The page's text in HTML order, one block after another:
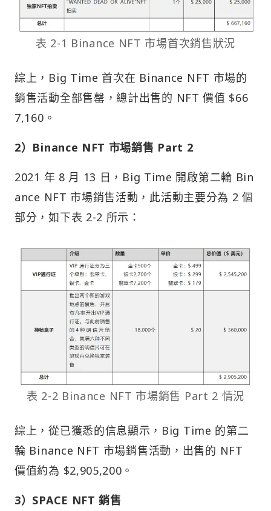
表 2-1 Binance NFT 市場首次銷售狀況
綜上，Big Time 首次在 Binance NFT 市場的
銷售活動全部售罄，總計出售的 NFT 價值 $66
7,160。
2）Binance NFT 市場銷售 Part 2
2021 年 8 月 13 日，Big Time 開啟第二輪 Bin
ance NFT 市場銷售活動，此活動主要分為 2 個
部分，如下表 2-2 所示：
表 2-2 Binance NFT 市場銷售 Part 2 情況
綜上，從已獲悉的信息顯示，Big Time 的第二
輪 Binance NFT 市場銷售活動，出售的 NFT
價值約為 $2,905,200。
3）SPACE NFT 銷售